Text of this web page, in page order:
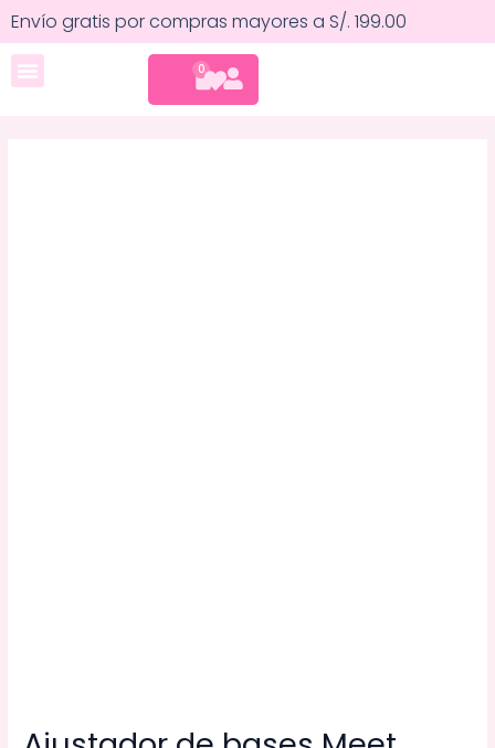
al
contenido
Envío gratis por compras mayores a S/. 199.00
0
CART
Ajustador
de
bases